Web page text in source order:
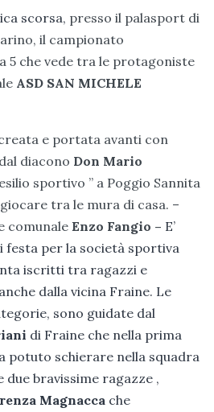
scorsa, presso il palasport di
il campionato
5 che vede tra le protagoniste
ASD SAN MICHELE
e portata avanti con
diacono Don Mario
sportivo ” a Poggio Sannita
tra le mura di casa. –
comunaleEnzo Fangio – E’
festa per la società sportiva
iscritti tra ragazzi e
dalla vicina Fraine. Le
sono guidate dal
di Fraine che nella prima
potuto schierare nella squadra
due bravissime ragazze ,
Magnacca che